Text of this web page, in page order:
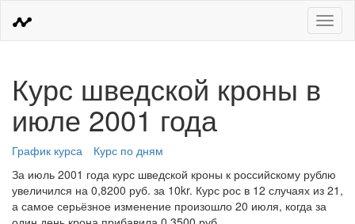
Меню
Курс шведской кроны в
июле 2001 года
График курса
Курс по дням
За июль 2001 года курс шведской кроны к российскому рублю
увеличился на 0,8200 руб. за 10kr. Курс рос в 12 случаях из 21,
а самое серьёзное изменение произошло 20 июля, когда за